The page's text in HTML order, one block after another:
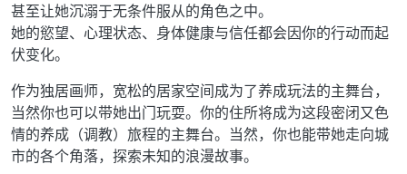
甚⾄让她沉溺于⽆条件服从的⻆⾊之中。
她的慾望、⼼理状态、⾝体健康与信任都会因你的⾏动⽽起
伏变化。
作为独居画师，宽松的居家空间成为了养成玩法的主舞台，
当然你也可以带她出⻔玩耍。你的住所将成为这段密闭⼜⾊
情的养成（调教）旅程的主舞台。当然，你也能带她⾛向城
市的各个⻆落，探索未知的浪漫故事。